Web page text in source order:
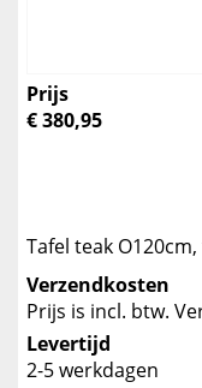
Prijs
€ 380,95
Tafel teak
Verzendkosten
Prijs is incl. btw.
Levertijd
2-5 werkdagen